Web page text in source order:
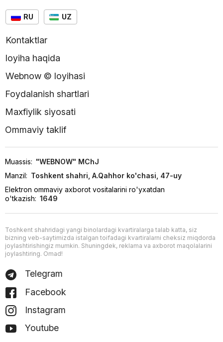
RU UZ
Kontaktlar
loyiha haqida
Webnow © loyihasi
Foydalanish shartlari
Maxfiylik siyosati
Ommaviy taklif
Muassis: "WEBNOW" MChJ
Manzil: Toshkent shahri, A.Qahhor ko'chasi, 47-uy
Elektron ommaviy axborot vositalarini ro'yxatdan
o'tkazish: 1649
Toshkent shahridagi yangi binolardagi kvartiralarga talab katta, siz
bizning veb-saytimizda istalgan toifadagi kvartiralarni cheksiz miqdorda
joylashtirishingiz mumkin. Shuningdek, reklama va axborot maqolalarini
joylashtiring. Omad!
Telegram
Facebook
Instagram
Youtube